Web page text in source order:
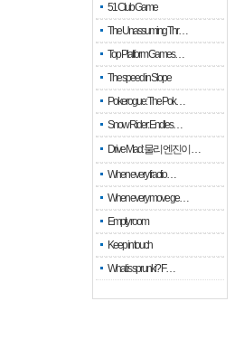
51 Club Game
The Unassuming Thr…
Top Platform Games…
The speed in Slope
Pokerogue: The Pok…
Snow Rider: Endles…
Drive Mad: 물리 엔진이 …
When every fractio…
When every move ge…
Empty room
Keep in touch
What is sprunki? F…